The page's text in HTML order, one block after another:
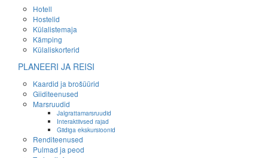
Hotell
Hostelid
Külalistemaja
Kämping
Külaliskorterid
PLANEERI JA REISI
Kaardid ja brošüürid
Giiditeenused
Marsruudid
Jalgrattamarsruudid
Interaktiivsed rajad
Giidiga ekskursioonid
Renditeenused
Pulmad ja peod